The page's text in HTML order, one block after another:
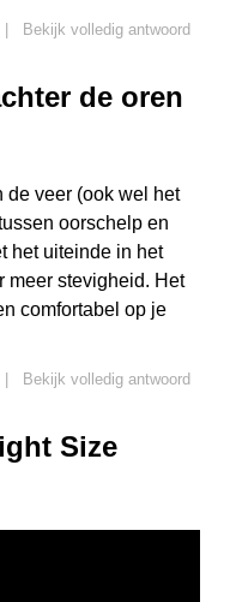
Bekijk volledig antwoord
de oren
de veer (ook wel het
oorschelp en
het uiteinde in het
meer stevigheid. Het
comfortabel op je
Bekijk volledig antwoord
Size